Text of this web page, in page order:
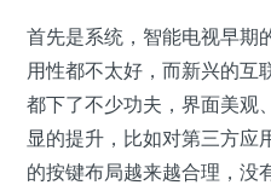
首先是系统，智能电视早期
用性都不太好，而新兴的互
都下了不少功夫，界面美观
显的提升，比如对第三方应
的按键布局越来越合理，没